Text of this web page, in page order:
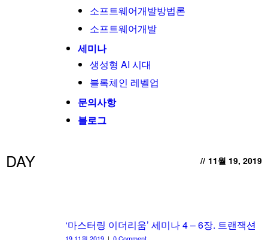
소프트웨어개발방법론
소프트웨어개발
세미나
생성형 AI 시대
블록체인 레벨업
문의사항
블로그
DAY // 11월 19, 2019
‘마스터링 이더리움’ 세미나 4 – 6장. 트랜잭션